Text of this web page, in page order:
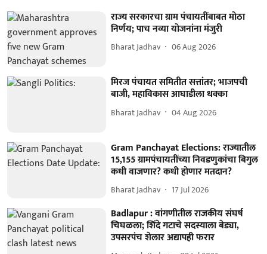
राज्य सरकारचा ग्राम पंचायतींबाबत मोठा
निर्णय; पाच नव्या योजनांना मंजुरी
Bharat Jadhav 06 Aug 2026
मिरज पंचायत समितीत सत्तांतर; भाजपची
बाजी, महाविकास आघाडीला धक्का
Bharat Jadhav 04 Aug 2026
Gram Panchayat Elections: राज्यातील
15,155 ग्रामपंचायतींच्या निवडणुकांचा बिगुल
कधी वाजणार? कधी होणार मतदान?
Bharat Jadhav 17 Jul 2026
Badlapur : वांगणीतील राजकीय संघर्ष
चिघळला; शिंदे गटाचे सदस्याला बेड्या,
उपसरपंच शेलार अद्यापही फरार